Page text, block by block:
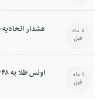
هشدار 8 ماه
قبل
اونس طلا به ۳۶۴۸ دلار رسید 11 ماه
قبل